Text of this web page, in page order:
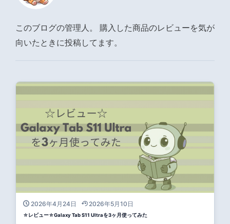
このブログの管理人。 購入した商品のレビューを気が
向いたときに投稿してます。
2026年4月24日 2026年5月10日
☆レビュー☆Galaxy Tab S11 Ultraを3ヶ月使ってみた